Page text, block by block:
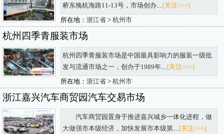
桥东堍杭海路11-13号，市场创办....[关注>>>]
所在地： 浙江省> 杭州市
杭州四季青服装市场
杭州四季青服装市场是中国最具影响力的服装一级批
发与流通市场之一，创办于1989年....[关注>>>]
所在地： 浙江省> 杭州市
浙江嘉兴汽车商贸园汽车交易市场
汽车商贸园置身于推进嘉兴城乡一体化进程，做
大做强市本级经济，加快发展市本级第....[关注>>>]